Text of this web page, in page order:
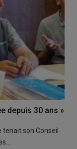
depuis 30 ans »
tenait son Conseil